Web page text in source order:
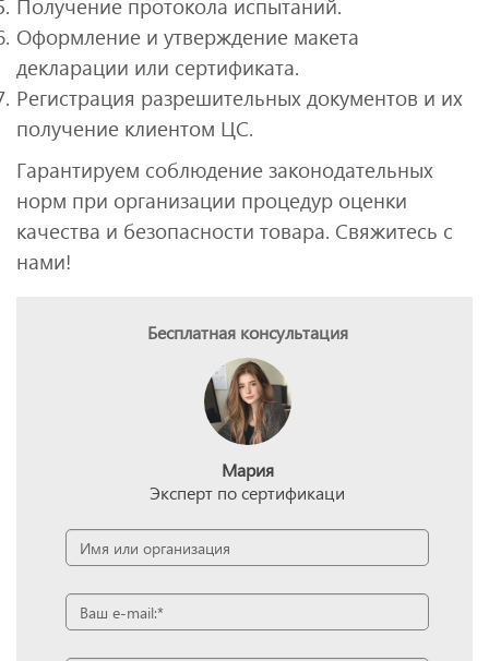
Получение протокола испытаний.
Оформление и утверждение макета
декларации или сертификата.
Регистрация разрешительных документов и их
получение клиентом ЦС.
Гарантируем соблюдение законодательных
норм при организации процедур оценки
качества и безопасности товара. Свяжитесь с
нами!
Бесплатная консультация
Мария
Эксперт по сертификаци